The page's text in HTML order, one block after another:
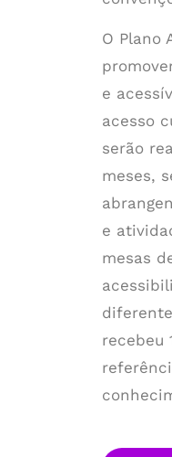
O Plano
e
acesso
serão
meses,
e
mesas
recebeu